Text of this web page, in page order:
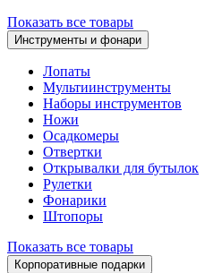
Показать все товары
Инструменты и фонари
Лопаты
Мультиинструменты
Наборы инструментов
Ножи
Осадкомеры
Отвертки
Открывалки для бутылок
Рулетки
Фонарики
Штопоры
Показать все товары
Корпоративные подарки